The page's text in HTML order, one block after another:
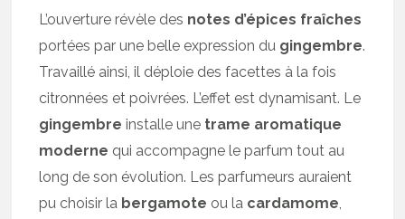
L’ouverture révèle des notes d’épices fraîches
portées par une belle expression du gingembre.
Travaillé ainsi, il déploie des facettes à la fois
citronnées et poivrées. L’effet est dynamisant. Le
gingembre installe une trame aromatique
moderne qui accompagne le parfum tout au
long de son évolution. Les parfumeurs auraient
pu choisir la bergamote ou la cardamome